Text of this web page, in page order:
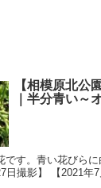
【相模原北公
｜半分青い～
です。青い花びら
日撮影】 【2021年7